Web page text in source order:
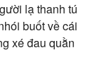
lạ thanh tú
buốt về cái
xé đau quằn